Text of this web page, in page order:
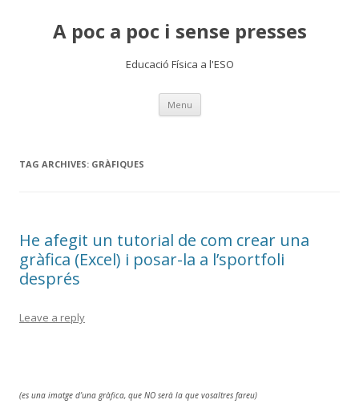
A poc a poc i sense presses
Educació Física a l'ESO
Menu Skip
content
TAG ARCHIVES: GRÀFIQUES
He afegit un tutorial de com crear una
gràfica (Excel) i posar-la a l’sportfoli
després
Leave a reply
(es una imatge d’una gràfica, que NO serà la que vosaltres fareu)